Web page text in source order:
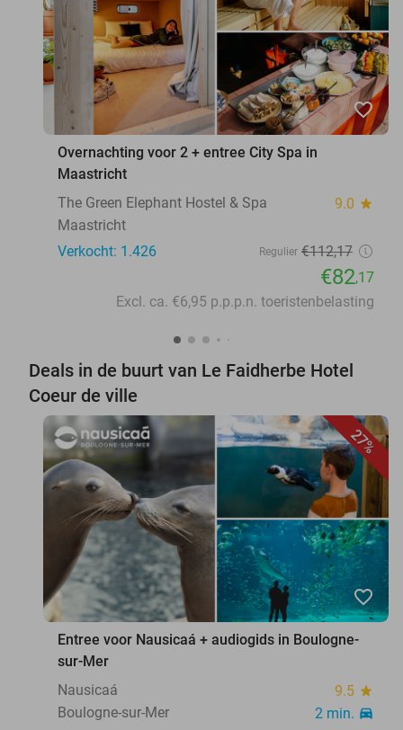
favorite_border
Overnachting voor 2 + entree City Spa in
Maastricht
The Green Elephant Hostel & Spa
9.0 star
Maastricht
Verkocht: 1.426
Regulier €112,17
€82,17
Excl. ca. €6,95 p.p.p.n. toeristenbelasting
Deals in de buurt van Le Faidherbe Hotel
Coeur de ville
27%
favorite_border
Entree voor Nausicaá + audiogids in Boulogne-
sur-Mer
Nausicaá
9.5 star
Boulogne-sur-Mer 2 min. directions_car